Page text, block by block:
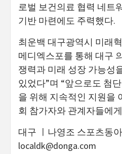
로벌 보건의료 협력 네트
기반 마련에도 주력했다.
최운백 대구광역시 미래
메디엑스포를 통해 대구
쟁력과 미래 성장 가능성
있었다”며 “앞으로도 첨
을 위해 지속적인 지원을
회 참가자와 관계자들에
대구 ㅣ나영조 스포츠동
localdk@donga.com